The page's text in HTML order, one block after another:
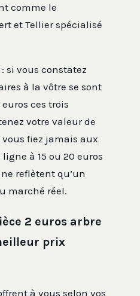
comme le
et Tellier spécialisé
si vous constatez
à la vôtre se sont
ces trois
votre valeur de
fiez jamais aux
à 15 ou 20 euros
reflètent qu’un
marché réel.
2 euros arbre
prix
à vous selon vos